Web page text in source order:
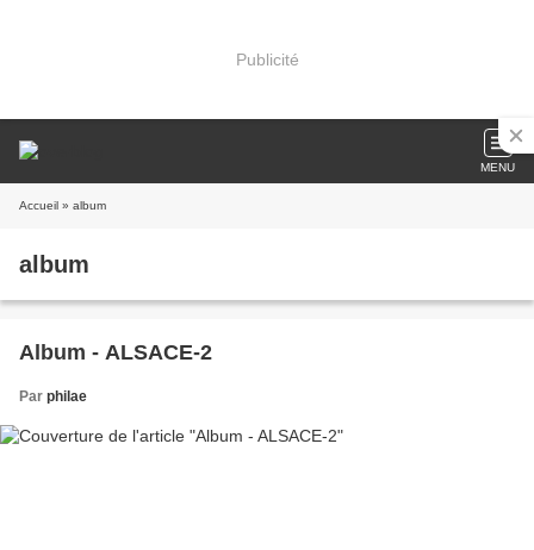
Publicité
MENU
Accueil » album
album
Album - ALSACE-2
Par philae